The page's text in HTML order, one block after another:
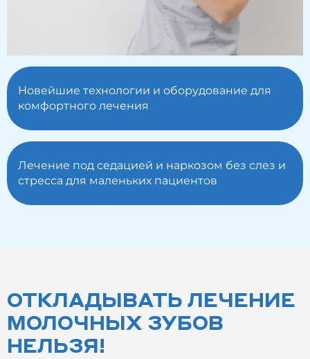
Новейшие технологии и оборудование для
комфортного лечения
Лечение под седацией и наркозом без слез и
стресса для маленьких пациентов
ОТКЛАДЫВАТЬ ЛЕЧЕНИЕ
МОЛОЧНЫХ ЗУБОВ
НЕЛЬЗЯ!